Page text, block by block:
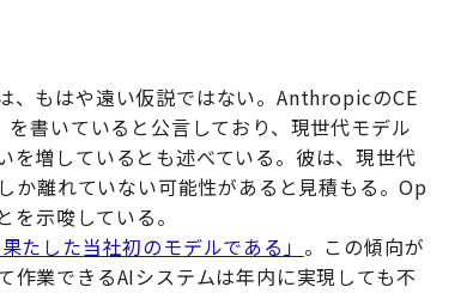
、もはや遠い仮説ではない。AnthropicのCE
を書いていると公言しており、現世代モデル
を増しているとも述べている。彼は、現世代
か離れていない可能性があると見積もる。Op
示唆している。
たした当社初のモデルである」 。この傾向が
業できるAIシステムは年内に実現しても不